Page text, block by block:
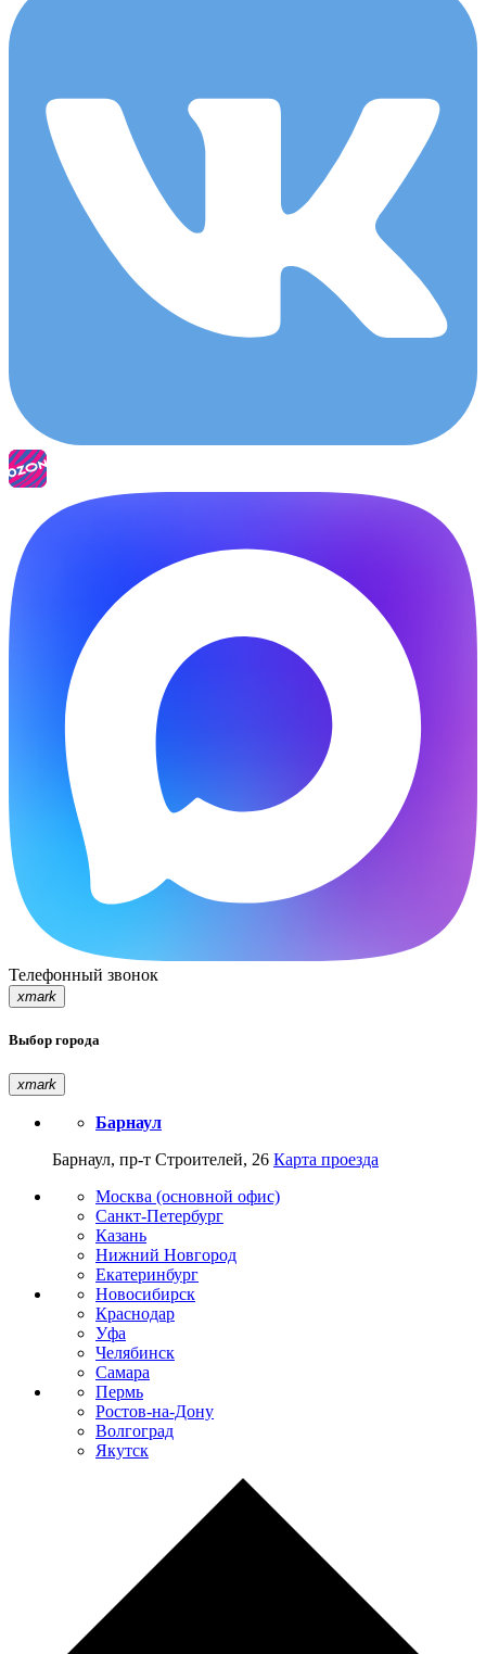
Телефонный звонок
xmark
Выбор города
xmark
Барнаул
Барнаул, пр-т Строителей, 26 Карта проезда
Москва (основной офис)
Санкт-Петербург
Казань
Нижний Новгород
Екатеринбург
Новосибирск
Краснодар
Уфа
Челябинск
Самара
Пермь
Ростов-на-Дону
Волгоград
Якутск